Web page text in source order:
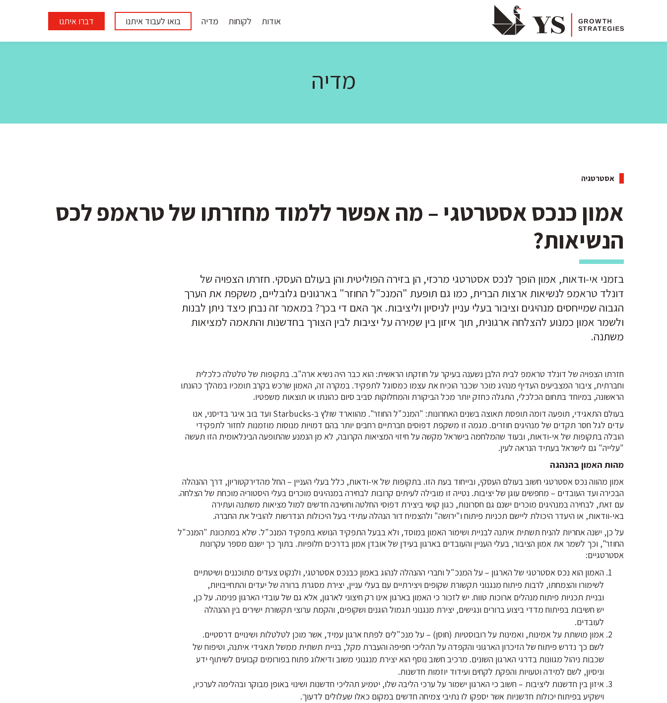
אודות לקוחות מדיה בואו לעבוד איתנו דברו איתנו
מדיה
אסטרטגיה
אמון כנכס אסטרטגי – מה אפשר ללמוד מחזרתו של טראמפ לכס
הנשיאות?
בזמני אי-ודאות, אמון הופך לנכס אסטרטגי מרכזי, הן בזירה הפוליטית והן בעולם העסקי. חזרתו הצפויה של
דונלד טראמפ לנשיאות ארצות הברית, כמו גם תופעת "המנכ"ל החוזר" בארגונים גלובליים, משקפת את הערך
הגבוה שמייחסים מנהיגים וציבור בעלי עניין לניסיון וליציבות. אך האם די בכך? במאמר זה נבחן כיצד ניתן לבנות
ולשמר אמון כמנוע להצלחה ארגונית, תוך איזון בין שמירה על יציבות לבין הצורך בחדשנות והתאמה למציאות
משתנה.
חזרתו הצפויה של דונלד טראמפ לבית הלבן נשענה בעיקר על חוזקתו הראשית: הוא כבר היה נשיא ארה"ב. בתקופות של טלטלה כלכלית
וחברתית, ציבור המצביעים העדיף מנהיג מוכר שכבר הוכיח את עצמו כמסוגל לתפקיד. במקרה זה, האמון שרכש בקרב תומכיו במהלך כהונתו
הראשונה, במיוחד בתחום הכלכלי, התגלה כחזק יותר מכל הביקורת והמחלוקות סביב סיום כהונתו או תוצאות משפטיו.
בעולם התאגידי, תופעה דומה תופסת תאוצה בשנים האחרונות: "המנכ"ל החוזר". מהווארד שולץ ב-Starbucks ועד בוב איגר בדיסני, אנו
עדים לגל חסר תקדים של מנהיגים חוזרים. מגמה זו משקפת דפוסים חברתיים רחבים יותר בהם דמויות מנוסות מוזמנות לחזור לתפקידי
הובלה בתקופות של אי-ודאות, ובעוד שהמלחמה בישראל מקשה על חיזוי המציאות הקרובה, לא מן הנמנע שהתופעה הבינלאומית הזו תעשה
"עלייה" גם לישראל בעתיד הנראה לעין.
מהות האמון בהנהגה
אמון מהווה נכס אסטרטגי חשוב בעולם העסקי, ובייחוד בעת הזו. בתקופות של אי-ודאות, כלל בעלי העניין – החל מהדירקטוריון, דרך ההנהלה
הבכירה ועד העובדים – מחפשים עוגן של יציבות. נטייה זו מובילה לעיתים קרובות לבחירה במנהיגים מוכרים בעלי היסטוריה מוכחת של הצלחה.
עם זאת, לבחירה במנהיגים מוכרים ישנם גם חסרונות, כגון קושי ביצירת דפוסי החלטה וחשיבה חדשים למול מציאות משתנה ועתירה
באי-וודאות, או היעדר היכולת ליישם תכניות פיתוח ו"ירושה" ולהצמיח דור הנהלה עתידי בעל היכולות הנדרשות להוביל את החברה.
על כן, ישנה אחריות להניח תשתית איתנה לבניית ושימור האמון במוסד, ולא בבעל התפקיד הנושא בתפקיד המנכ"ל. שלא במתכונת "המנכ"ל
החוזר", וכך לשמר את אמון הציבור, בעלי העניין והעובדים בארגון בעידן של אובדן אמון בדרכים חלופיות. בתוך כך ישנם מספר עקרונות
אסטרטגיים:
האמון הוא נכס אסטרטגי של הארגון – על המנכ"ל וחברי ההנהלה לנהוג באמון כבנכס אסטרטגי, ולנקוט צעדים מתוכננים ושיטתיים
לשימורו והצמחתו, לרבות פיתוח מנגנוני תקשורת שקופים ויצירתיים עם בעלי עניין, יצירת מסגרת ברורה של יעדים והתחייבויות,
ובניית תכניות פיתוח מנהלים ארוכות טווח. יש לזכור כי האמון בארגון אינו רק חיצוני לארגון, אלא גם של עובדי הארגון פנימה. על כן,
יש חשיבות בפיתוח מדדי ביצוע ברורים ונגישים, יצירת מנגנוני תגמול הוגנים ושקופים, והקמת ערוצי תקשורת ישירים בין ההנהלה
לעובדים.
אמון מושתת על אמינות, ואמינות על רובוסטיות (חוסן) – על מנכ"לים לפתח ארגון עמיד, אשר מוכן לטלטלות ושינויים דרסטיים.
לשם כך נדרש פיתוח של הזיכרון הארגוני והקפדה על תהליכי חפיפה והעברת מקל, בניית תשתית ממשל תאגידי איתנה, וטיפוח של
שכבות ניהול מגוונות בדרגי הארגון השונים. מרכיב חשוב נוסף הוא יצירת מנגנוני משוב ודיאלוג פתוח בפורומים קבועים לשיתוף ידע
וניסיון, לשם למידה וטעויות והפקת לקחים ועידוד יוזמות חדשנות.
איזון בין חדשנות ליציבות – חשוב כי הארגון ישמור על ערכי הליבה שלו, יטמיע תהליכי חדשנות ושינוי באופן מבוקר ובהלימה לערכיו,
וישקיע בפיתוח יכולות חדשניות אשר יספקו לו נתיבי צמיחה חדשים במקום כאלו שעלולים לדעוך.